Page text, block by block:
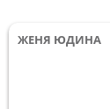
ЖЕНЯ ЮДИНА